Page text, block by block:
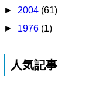
► 2004 (61)
► 1976 (1)
人気記事